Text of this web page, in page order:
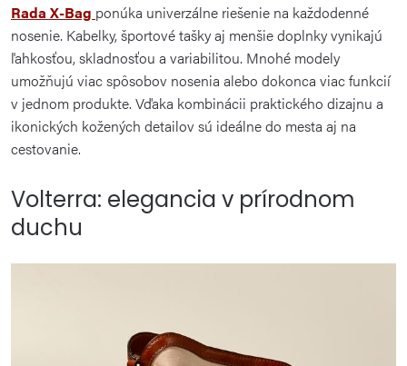
Rada X-Bag ponúka univerzálne riešenie na každodenné
nosenie. Kabelky, športové tašky aj menšie doplnky vynikajú
ľahkosťou, skladnosťou a variabilitou. Mnohé modely
umožňujú viac spôsobov nosenia alebo dokonca viac funkcií
v jednom produkte. Vďaka kombinácii praktického dizajnu a
ikonických kožených detailov sú ideálne do mesta aj na
cestovanie.
Volterra: elegancia v prírodnom
duchu